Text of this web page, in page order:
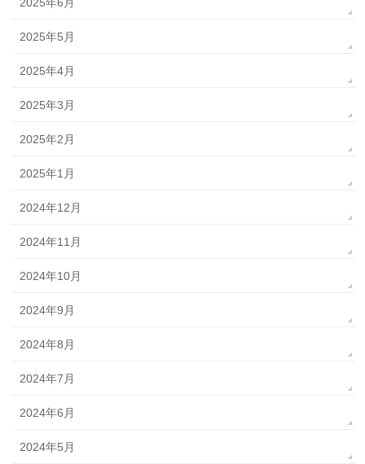
2025年5月
2025年4月
2025年3月
2025年2月
2025年1月
2024年12月
2024年11月
2024年10月
2024年9月
2024年8月
2024年7月
2024年6月
2024年5月